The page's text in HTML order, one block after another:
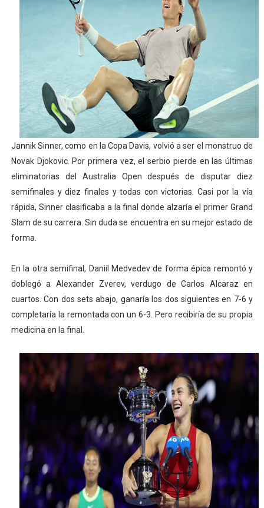
Campeonato de Europa de natación artística 2026
Tour de Francia femenino 2026 - Etapa 5
Women's Pro Baseball League 2026
Campeonato de Europa en aguas abiertas 2026
Campeonato de Europa de pentatlón moderno 2026
Jannik Sinner, como en la Copa Davis, volvió a ser el monstruo de
Novak Djokovic. Por primera vez, el serbio pierde en las últimas
eliminatorias del Australia Open después de disputar diez
semifinales y diez finales y todas con victorias. Casi por la vía
rápida, Sinner clasificaba a la final donde alzaría el primer Grand
Slam de su carrera. Sin duda se encuentra en su mejor estado de
forma.
En la otra semifinal, Daniil Medvedev de forma épica remontó y
doblegó a Alexander Zverev, verdugo de Carlos Alcaraz en
cuartos. Con dos sets abajo, ganaría los dos siguientes en 7-6 y
completaría la remontada con un 6-3. Pero recibiría de su propia
medicina en la final.